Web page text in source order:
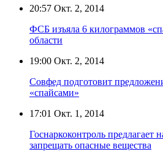
20:57 Окт. 2, 2014
ФСБ изъяла 6 килограммов
области
19:00 Окт. 2, 2014
Совфед подготовит
«спайсами»
17:01 Окт. 1, 2014
Госнаркоконтроль предлагает
запрещать опасные вещества